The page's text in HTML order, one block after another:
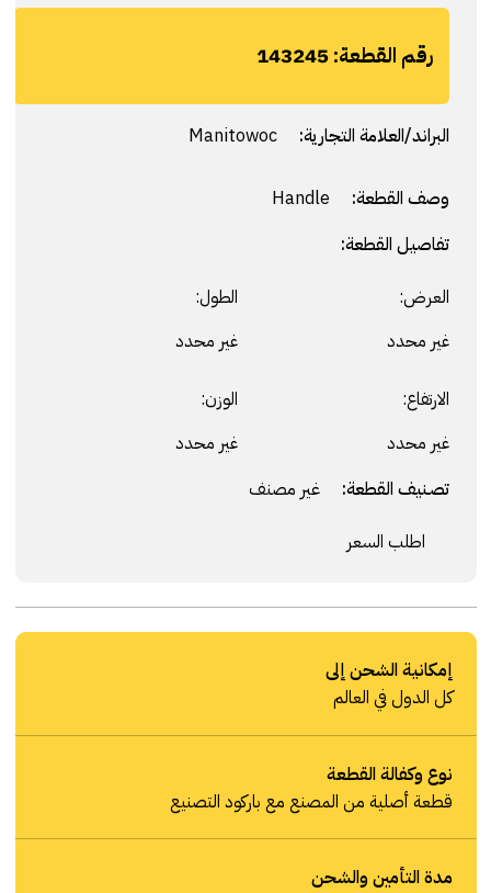
رقم القطعة:143245
البراند/العلامة التجارية: Manitowoc
وصف القطعة:
تفاصيل القطعة:
العرض:
غير محدد
الطول:
غير محدد
الارتفاع:
غير محدد
الوزن:
غير محدد
تصنيف القطعة: غير مصنف
اطلب السعر
إمكانية الشحن إلى
كل الدول في العالم
نوع وكفالة القطعة
قطعة أصلية من المصنع مع باركود التصنيع
مدة التأمين والشحن